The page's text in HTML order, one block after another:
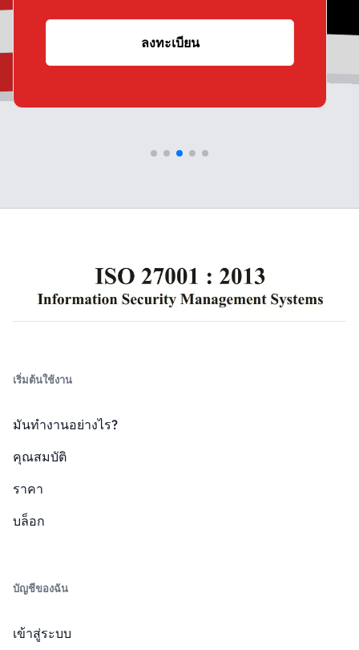
ลงทะเบียน
เริ่มต้นใช้งาน
มันทำงานอย่างไร?
คุณสมบัติ
ราคา
บล็อก
บัญชีของฉัน
เข้าสู่ระบบ